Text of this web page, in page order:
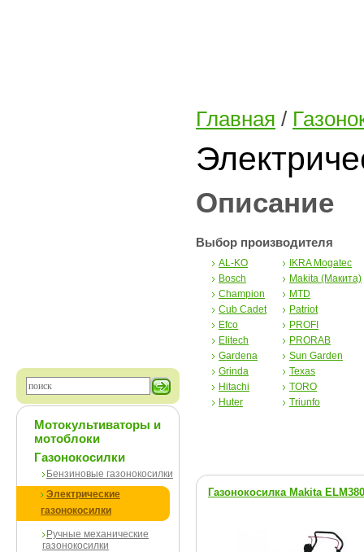
Мотокультиваторы и
мотоблоки
Газонокосилки
Бензиновые газонокосилки
Электрические
газонокосилки
Ручные механические
газонокосилки
Главная /
Описание
Выбор производителя
AL-KO
Bosch
Champion
Cub Cadet
Efco
Elitech
Gardena
Grinda
Hitachi
Huter
IKRA Mogatec
Makita (Макита)
MTD
Patriot
PROFI
PRORAB
Sun Garden
Texas
TORO
Triunfo
Газонокосилка Makita